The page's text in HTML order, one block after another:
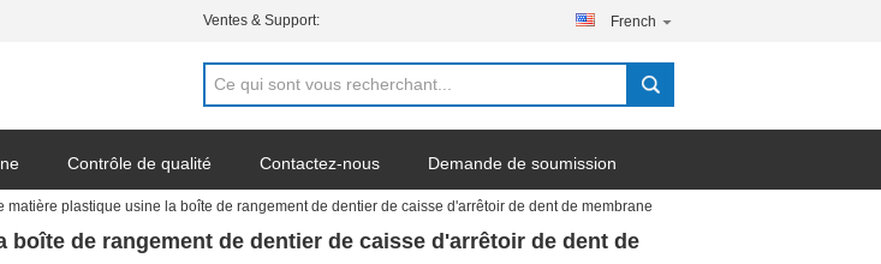
Ventes & Support: French
Contrôle de qualité Contactez-nous Demande de soumission
matière plastique usine la boîte de rangement de dentier de caisse d'arrêtoir de dent de membrane
de rangement de dentier de caisse d'arrêtoir de dent de